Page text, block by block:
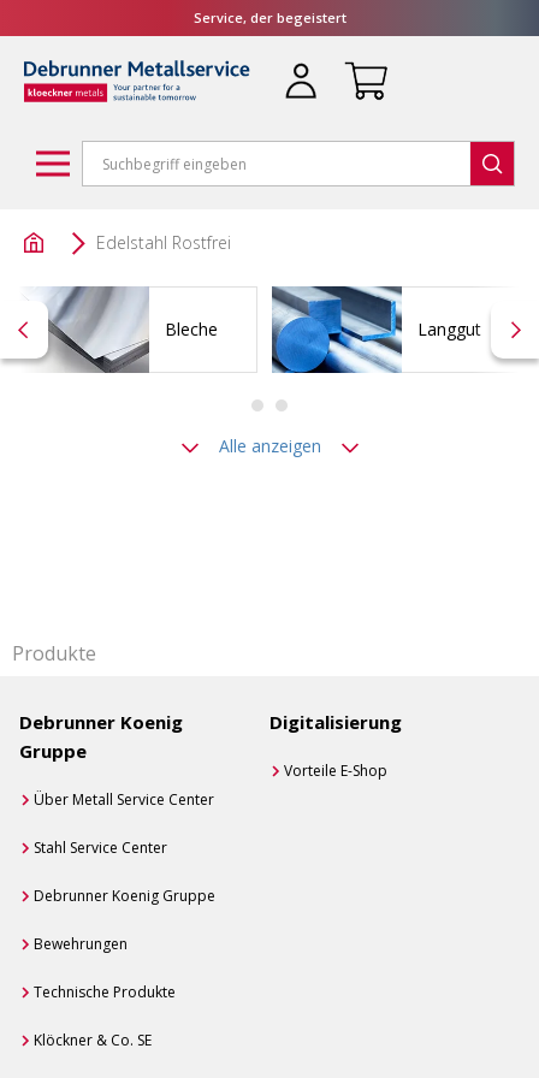
Service, der begeistert
Edelstahl Rostfrei
Bleche Langgut
Alle anzeigen
Produkte
Debrunner Koenig
Gruppe
Über Metall Service Center
Stahl Service Center
Debrunner Koenig Gruppe
Bewehrungen
Technische Produkte
Klöckner & Co. SE
Digitalisierung
Vorteile E-Shop